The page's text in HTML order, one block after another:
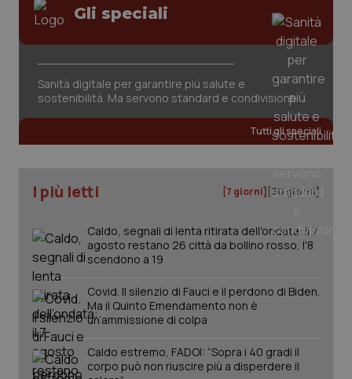
Gli speciali
Sanità digitale per garantire più salute e
sostenibilità. Ma servono standard e condivisione
Tutti gli speciali
I più letti [7 giorni] [30 giorni]
Caldo, segnali di lenta ritirata dell'ondata: il 7
agosto restano 26 città da bollino rosso, l'8
scendono a 19
Covid. Il silenzio di Fauci e il perdono di Biden.
Ma il Quinto Emendamento non è
un’ammissione di colpa
Caldo estremo, FADOI: “Sopra i 40 gradi il
corpo può non riuscire più a disperdere il
session-id
_ga
Google LLC
.quotidianosanita.it